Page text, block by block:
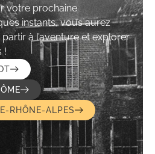
votre prochaine
instants, vous aurez
à l’aventure et explorer
!
RHÔNE-ALPES